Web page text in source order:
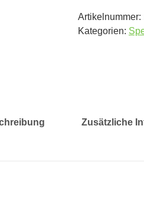
Artikelnummer:
Kategorien:
Zusätzliche